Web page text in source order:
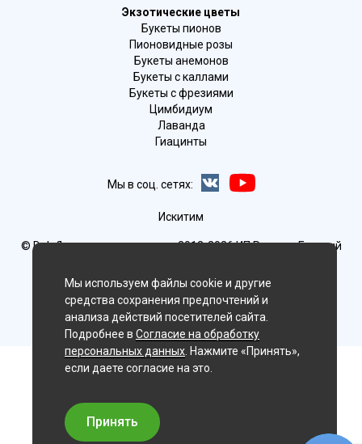
Экзотические цветы
Букеты пионов
Пионовидные розы
Букеты анемонов
Букеты с каллами
Букеты с фрезиями
Цимбидиум
Лаванда
Гиацинты
Мы в соц. сетях:
Искитим
© Delaflor - доставка цветов, 2012-2026ИП Рыжков Евгений
Мы используем файлы cookie и другие
средства сохранения предпочтений и
анализа действий посетителей сайта.
Подробнее в Согласие на обработку
персональных данных . Нажмите «Принять»,
если даете согласие на это.
Принять